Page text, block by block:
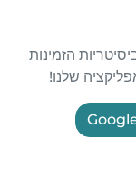
הזמינות
שלנו!